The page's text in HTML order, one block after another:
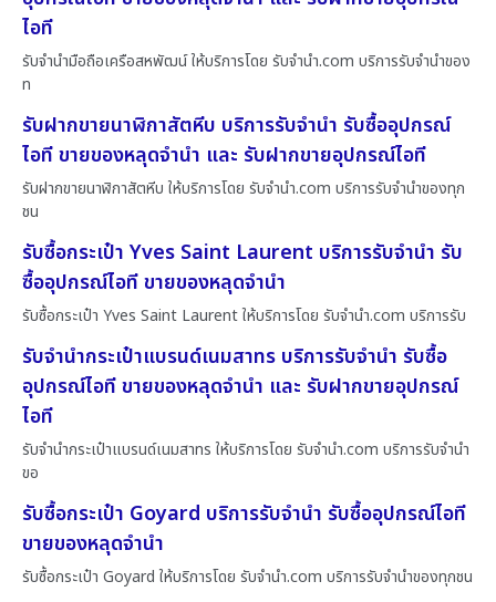
ไอที
รับจำนำมือถือเครือสหพัฒน์ ให้บริการโดย รับจํานํา.com บริการรับจำนำของ
ท
รับฝากขายนาฬิกาสัตหีบ บริการรับจำนำ รับซื้ออุปกรณ์
ไอที ขายของหลุดจำนำ และ รับฝากขายอุปกรณ์ไอที
รับฝากขายนาฬิกาสัตหีบ ให้บริการโดย รับจํานํา.com บริการรับจำนำของทุก
ชน
รับซื้อกระเป๋า Yves Saint Laurent บริการรับจำนำ รับ
ซื้ออุปกรณ์ไอที ขายของหลุดจำนำ
รับซื้อกระเป๋า Yves Saint Laurent ให้บริการโดย รับจํานํา.com บริการรับ
รับจำนำกระเป๋าแบรนด์เนมสาทร บริการรับจำนำ รับซื้อ
อุปกรณ์ไอที ขายของหลุดจำนำ และ รับฝากขายอุปกรณ์
ไอที
รับจำนำกระเป๋าแบรนด์เนมสาทร ให้บริการโดย รับจํานํา.com บริการรับจำนำ
ขอ
รับซื้อกระเป๋า Goyard บริการรับจำนำ รับซื้ออุปกรณ์ไอที
ขายของหลุดจำนำ
รับซื้อกระเป๋า Goyard ให้บริการโดย รับจํานํา.com บริการรับจำนำของทุกชน